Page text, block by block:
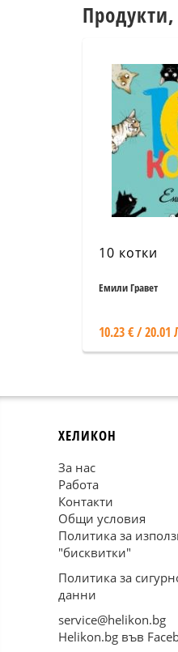
10 котки
Емили Гравет
10.23 € / 20.01
ХЕЛИКОН
За нас
Работа
Контакти
Общи условия
Политика за
"бисквитки"
Политика за
данни
service@helikon.bg
Helikon.bg във